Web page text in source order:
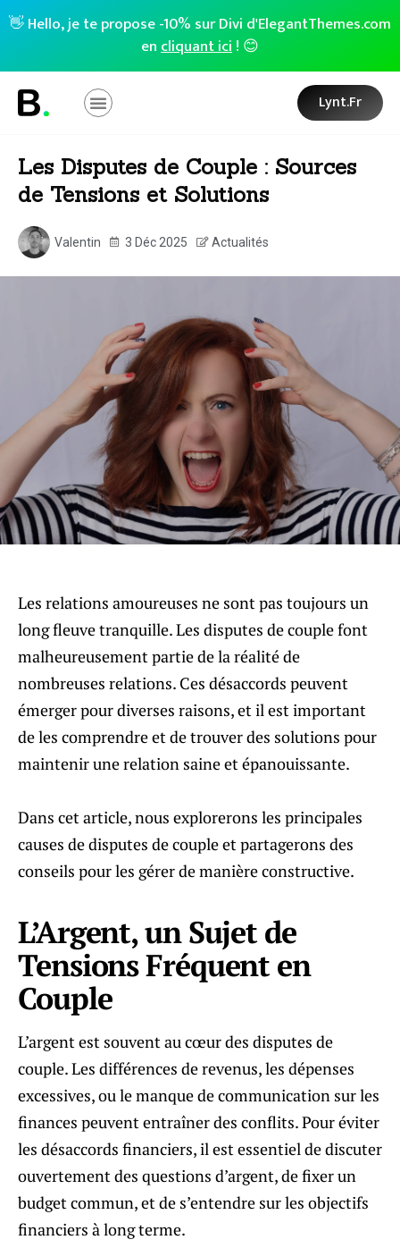
👋 Hello, je te propose -10% sur Divi d'ElegantThemes.com
encliquant ici! 😊
Lynt.fr
Les Disputes de Couple : Sources
de Tensions et Solutions
Valentin 3 Déc 2025 Actualités
Les relations amoureuses ne sont pas toujours un
long fleuve tranquille. Les disputes de couple font
malheureusement partie de la réalité de
nombreuses relations. Ces désaccords peuvent
émerger pour diverses raisons, et il est important
de les comprendre et de trouver des solutions pour
maintenir une relation saine et épanouissante.
Dans cet article, nous explorerons les principales
causes de disputes de couple et partagerons des
conseils pour les gérer de manière constructive.
L’Argent, un Sujet de
Tensions Fréquent en
Couple
L’argent est souvent au cœur des disputes de
couple. Les différences de revenus, les dépenses
excessives, ou le manque de communication sur les
finances peuvent entraîner des conflits. Pour éviter
les désaccords financiers, il est essentiel de discuter
ouvertement des questions d’argent, de fixer un
budget commun, et de s’entendre sur les objectifs
financiers à long terme.